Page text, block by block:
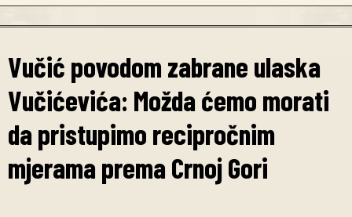
Vučić povodom zabrane ulaska
Vučićevića: Možda ćemo morati
da pristupimo recipročnim
mjerama prema Crnoj Gori